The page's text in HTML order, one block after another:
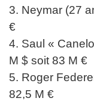
3. Neymar (27
€
4. Saul «
M $ soit 83 M €
5. Roger
82,5 M €